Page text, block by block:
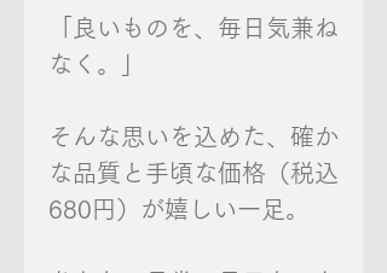
「良いものを、毎日気兼ね
なく。」
そんな思いを込めた、確か
な品質と手頃な価格（税込
680円）が嬉しい一足。